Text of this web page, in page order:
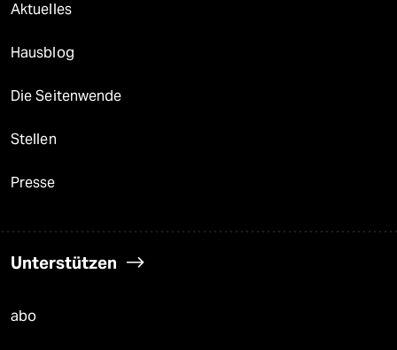
Aktuelles
Hausblog
Die Seitenwende
Stellen
Presse
Unterstützen
abo